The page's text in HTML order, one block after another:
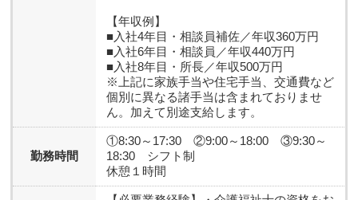
【年収例】
■入社4年目・相談員補佐／年収360万円
■入社6年目・相談員／年収440万円
■入社8年目・所長／年収500万円
※上記に家族手当や住宅手当、交通費など
個別に異なる諸手当は含まれておりませ
ん。加えて別途支給します。
勤務時間
①8:30～17:30 ②9:00～18:00 ③9:30～
18:30 シフト制
休憩１時間